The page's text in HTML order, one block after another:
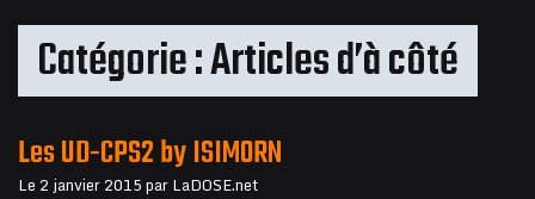
Catégorie :Articles d’à côté
Les UD-CPS2 by ISIMORN
Le 2 janvier 2015 par LaDOSE.net